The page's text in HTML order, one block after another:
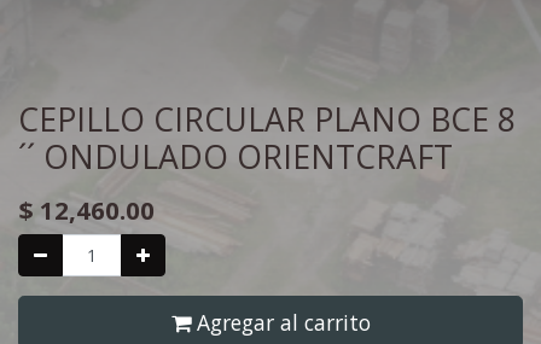
CEPILLO CIRCULAR PLANO BCE 8
´´ ONDULADO ORIENTCRAFT
$ 12,460.00
Agregar al carrito